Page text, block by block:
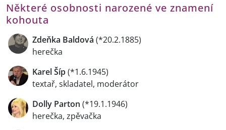
Některé osobnosti narozené ve znamení
kohouta
Zdeňka Baldová (*20.2.1885)
herečka
Karel Šíp(*1.6.1945)
textař, skladatel, moderátor
Dolly Parton (*19.1.1946)
herečka, zpěvačka